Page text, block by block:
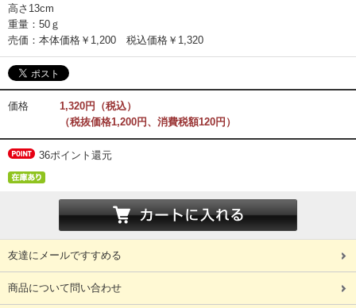
高さ13cm
重量：50ｇ
売価：本体価格￥1,200 税込価格￥1,320
価格
1,320円（税込）
（税抜価格1,200円、消費税額120円）
36ポイント還元
友達にメールですすめる
商品について問い合わせ